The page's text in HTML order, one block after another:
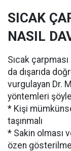
SICAK
NASIL
Sıcak
da dışarıda
vurgulayan Dr.
yöntemleri şöyle
* Kişi
taşınmalı
* Sakin olması
özen